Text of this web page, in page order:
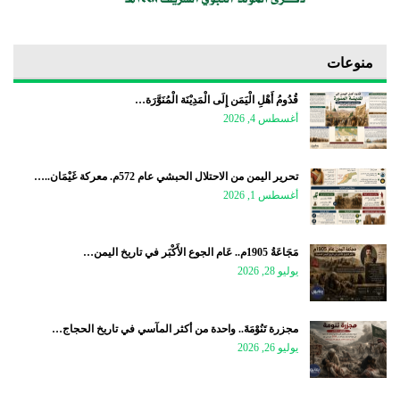
منوعات
قُدُومُ أَهْلِ الْيَمَن إِلَى الْمَدِيْنَة الْمُنَوَّرَة…
أغسطس 4, 2026
تحرير اليمن من الاحتلال الحبشي عام 572م. معركة غَيْمَان..…
أغسطس 1, 2026
مَجَاعَةُ 1905م.. عَام الجوع الأَكْبَر في تاريخ اليمن…
يوليو 28, 2026
مجزرة تَنُوْمَةَ.. واحدة من أكثر المآسي في تاريخ الحجاج…
يوليو 26, 2026